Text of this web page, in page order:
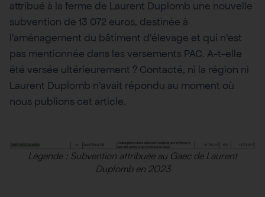
attribué à la ferme de Laurent Duplomb une nouvelle
subvention de 13 072 euros, destinée à
l’aménagement du bâtiment d’élevage et qui n’est
pas mentionnée dans les versements PAC. A-t-elle
été versée ultérieurement ? Contacté, ni la région ni
Laurent Duplomb n’avait répondu au moment où
nous publions cet article.
Légende : Subvention attribuée au Gaec de Laurent
Duplomb en 2023